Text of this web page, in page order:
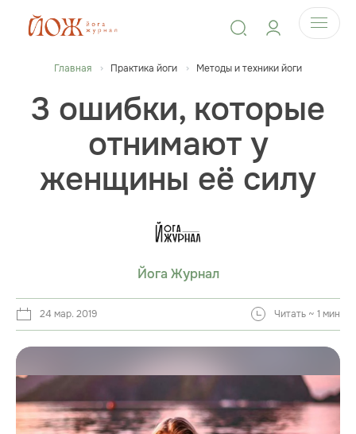
Главная Практика йоги Методы и техники йоги
3 ошибки, которые
отнимают у
женщины её силу
Йога Журнал
24 мар. 2019 Читать ~ 1 мин